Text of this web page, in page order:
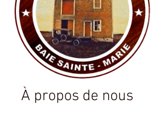
À propos de nous